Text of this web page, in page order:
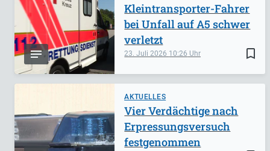
bookmark_border
23. Juli 2026 10:26
Kleintransporter-Fahrer
bei Unfall auf A5 schwer
verletzt
AKTUELLES
Vier Verdächtige nach
Erpressungsversuch
festgenommen